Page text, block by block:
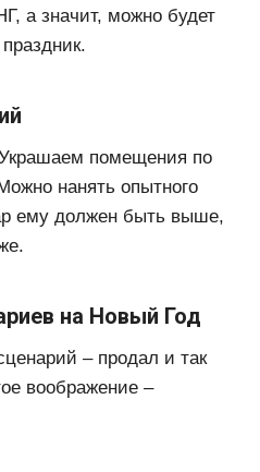
а значит, можно будет
Украшаем помещения по
нанять опытного
ему должен быть выше,
на Новый Год
– продал и так
воображение –